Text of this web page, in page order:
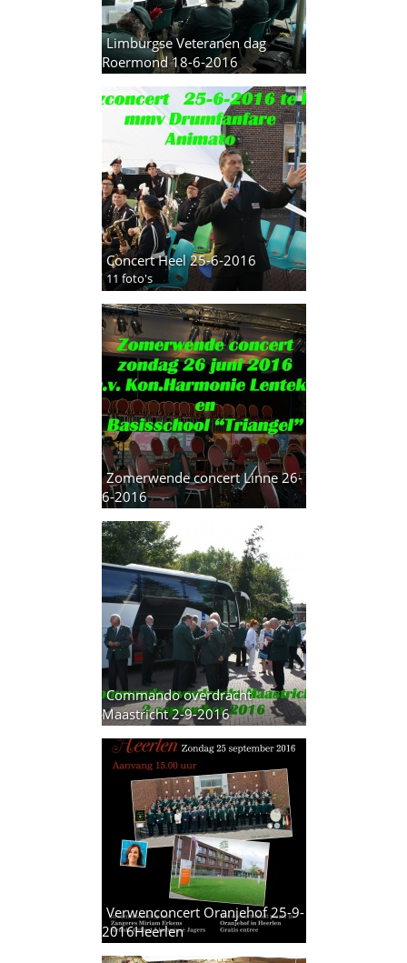
Limburgse Veteranen dag
Roermond 18-6-2016
Concert Heel 25-6-2016
11 foto's
Zomerwende concert Linne 26-
6-2016
Commando overdracht
Maastricht 2-9-2016
Verwenconcert Oranjehof 25-9-
2016Heerlen